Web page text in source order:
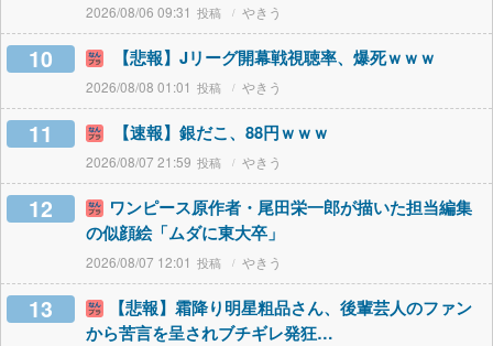
2026/08/06 09:31 やきう
10 【悲報】Jリーグ開幕戦視聴率、爆死ｗｗｗ
2026/08/08 01:01 やきう
11 【速報】銀だこ、88円ｗｗｗ
2026/08/07 21:59 やきう
12
ワンピース原作者・尾田栄一郎が描いた担当編集
の似顔絵「ムダに東大卒」
2026/08/07 12:01 やきう
13
【悲報】霜降り明星粗品さん、後輩芸人のファン
から苦言を呈されブチギレ発狂…